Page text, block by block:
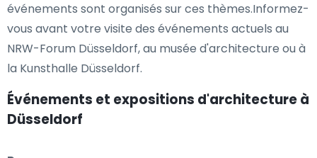
événements sont organisés sur ces thèmes.Informez-
vous avant votre visite des événements actuels au
NRW-Forum Düsseldorf, au musée d'architecture ou à
la Kunsthalle Düsseldorf.
Événements et expositions d'architecture à
Düsseldorf